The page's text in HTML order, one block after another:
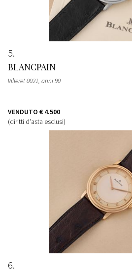
5
BLANCPAIN
Villeret 0021, anni 90
VENDUTO € 4.500
(diritti d'asta esclusi)
6